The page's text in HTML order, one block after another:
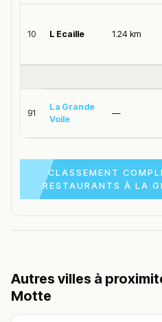
10 L Ecaille 1.24 km
91
La Grande
Voile
—
CLASSEMENT
RESTAURANTS À LA
Autres villes à
Motte